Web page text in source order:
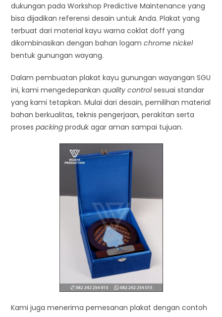
dukungan pada Workshop Predictive Maintenance yang
bisa dijadikan referensi desain untuk Anda. Plakat yang
terbuat dari material kayu warna coklat doff yang
dikombinasikan dengan bahan logamchrome nickel
bentuk gunungan wayang.
Dalam pembuatan plakat kayu gunungan wayangan SGU
ini, kami mengedepankanquality controlsesuai standar
yang kami tetapkan. Mulai dari desain, pemilihan material
bahan berkualitas, teknis pengerjaan, perakitan serta
prosespacking produk agar aman sampai tujuan.
Kami juga menerima pemesanan plakat dengan contoh